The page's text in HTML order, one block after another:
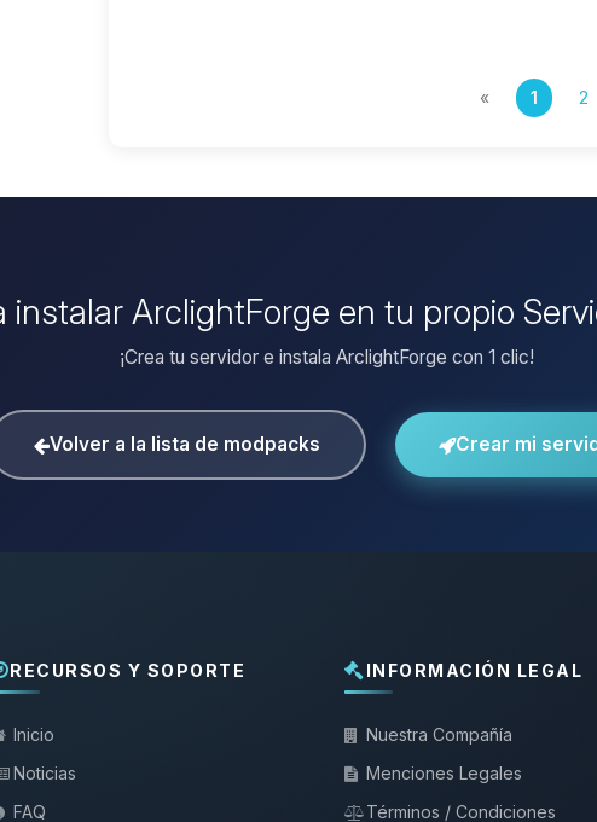
« 1 2
instalar ArclightForge en tu propio
¡Crea tu servidor e instala ArclightForge con 1 clic!
Volver a la lista de modpacks Crear mi
RECURSOS Y SOPORTE
Inicio
Noticias
FAQ
INFORMACIÓN LEGAL
Nuestra Compañía
Menciones Legales
Términos / Condiciones